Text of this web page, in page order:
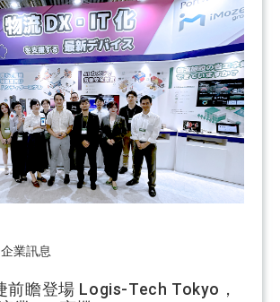
企業訊息
前瞻登場 Logis-Tech Tokyo，